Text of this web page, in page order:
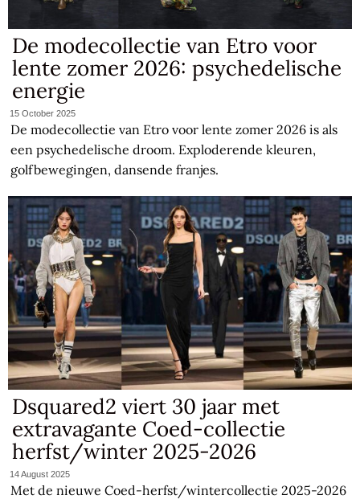
De modecollectie van Etro voor
lente zomer 2026: psychedelische
energie
15 October 2025
De modecollectie van Etro voor lente zomer 2026 is als
een psychedelische droom. Exploderende kleuren,
golfbewegingen, dansende franjes.
Dsquared2 viert 30 jaar met
extravagante Coed-collectie
herfst/winter 2025-2026
14 August 2025
Met de nieuwe Coed-herfst/wintercollectie 2025-2026